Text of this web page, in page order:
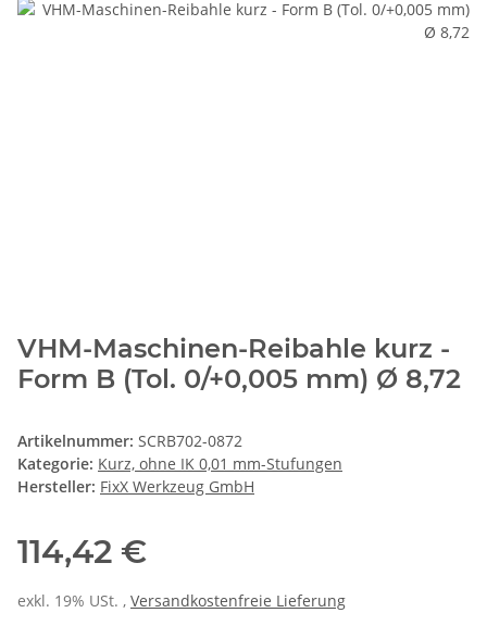
VHM-Maschinen-Reibahle kurz -
Form B (Tol. 0/+0,005 mm) Ø 8,72
Artikelnummer: SCRB702-0872
Kategorie: Kurz, ohne IK 0,01 mm-Stufungen
Hersteller: FixX Werkzeug GmbH
114,42 €
exkl. 19% USt. , Versandkostenfreie Lieferung